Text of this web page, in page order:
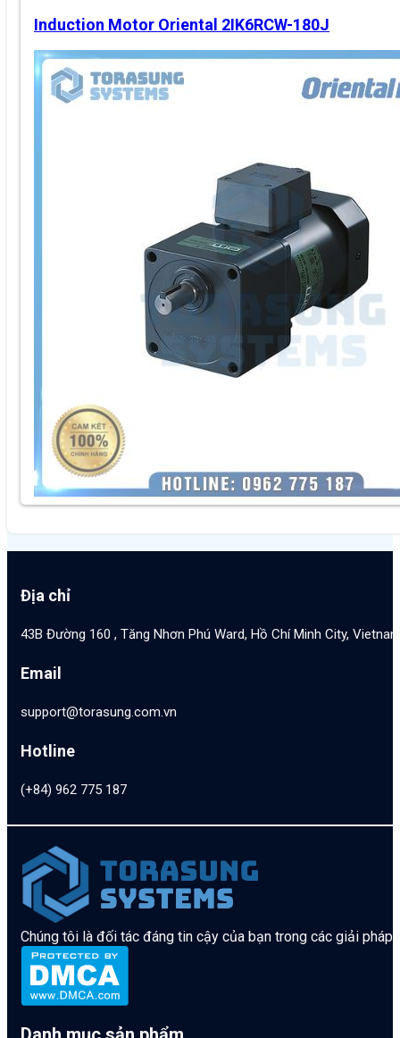
Induction Motor Oriental 2IK6RCW-180J
Địa chỉ
43B Đường 160 , Tăng Nhơn Phú Ward, Hồ Chí Minh City,
Email
support@torasung.com.vn
Hotline
(+84) 962 775 187
Chúng tôi là đối tác đáng tin cậy của bạn trong các giải pháp